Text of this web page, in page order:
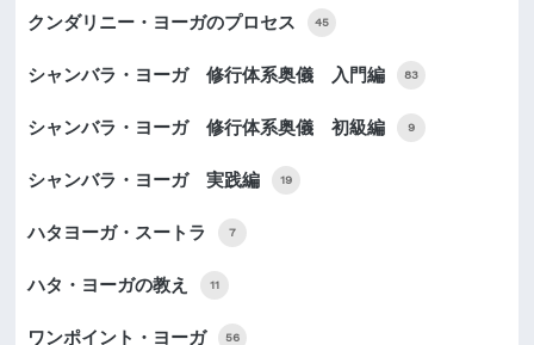
クンダリニー・ヨーガのプロセス 45
シャンバラ・ヨーガ 修行体系奥儀 入門編 83
シャンバラ・ヨーガ 修行体系奥儀 初級編 9
シャンバラ・ヨーガ 実践編 19
ハタヨーガ・スートラ 7
ハタ・ヨーガの教え 11
ワンポイント・ヨーガ 56